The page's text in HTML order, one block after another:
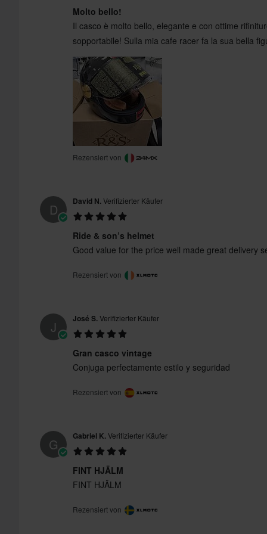
Zertifizierungsnorm
Molto bello!
Il casco è molto bello, elegante e con ottime
sopportabile! Sulla mia cafe racer fa la sua bella
Rezensiert von
D David N.Verifizierter Käufer
Ride & son’s helmet
Good value for the price well made great delivery
Rezensiert von
J José S.Verifizierter Käufer
Gran casco vintage
Conjuga perfectamente estilo y seguridad
Rezensiert von
G Gabriel K.Verifizierter Käufer
FINT HJÄLM
FINT HJÄLM
Rezensiert von